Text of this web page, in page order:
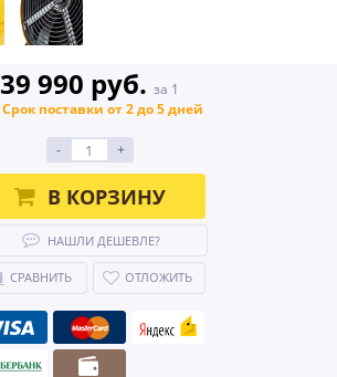
39 990 руб. за 1
Срок поставки от 2 до 5 дней
- +
В КОРЗИНУ
НАШЛИ ДЕШЕВЛЕ?
СРАВНИТЬ ОТЛОЖИТЬ